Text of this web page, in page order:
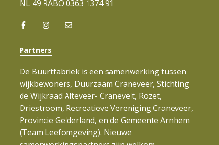
NL 49 RABO 0363 1374 91
Partners
De Buurtfabriek is een samenwerking tussen
wijkbewoners, Duurzaam Craneveer, Stichting
de Wijkraad Alteveer- Cranevelt, Rozet,
Driestroom, Recreatieve Vereniging Craneveer,
Provincie Gelderland, en de Gemeente Arnhem
(Team Leefomgeving). Nieuwe